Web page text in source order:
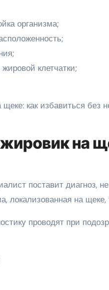
организма;
клетчатки;
на
поставит диагноз,
локализованная на
проводят при